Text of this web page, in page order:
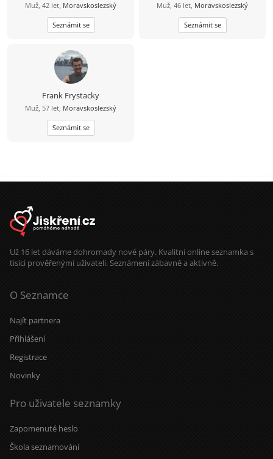
Muž, 42 let, Moravskoslezský
Seznámit se
Muž, 46 let, Moravskoslezský
Seznámit se
Frank Frystacky
Muž, 57 let, Moravskoslezský
Seznámit se
Už 16 let dáváme dohromady nové páry. Kvalitní online seznamka s
tisíci prověřenými uživateli. Seznámení zábavně a aktivně.
O Seznamce
Najít partnera
Přihlášení
Registrace
Novinky
Pro uživatele seznamky
Zapomenuté heslo
Škola seznamování